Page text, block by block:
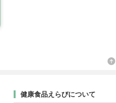
健康食品えらびについて